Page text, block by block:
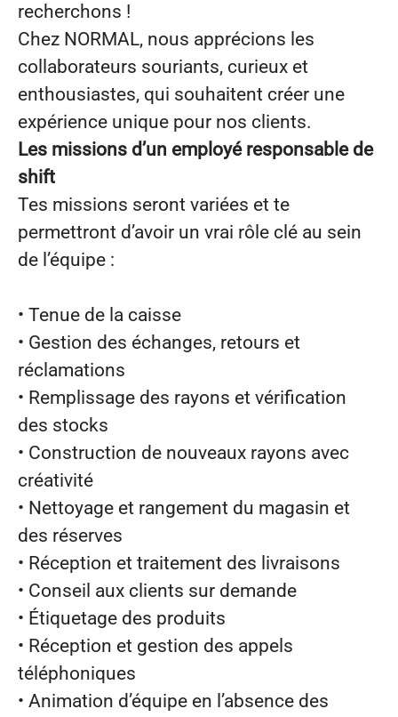
recherchons !
Chez NORMAL, nous apprécions les
collaborateurs souriants, curieux et
enthousiastes, qui souhaitent créer une
expérience unique pour nos clients.
Les missions d’un employé responsable de
shift
Tes missions seront variées et te
permettront d’avoir un vrai rôle clé au sein
de l’équipe :
• Tenue de la caisse
• Gestion des échanges, retours et
réclamations
• Remplissage des rayons et vérification
des stocks
• Construction de nouveaux rayons avec
créativité
• Nettoyage et rangement du magasin et
des réserves
• Réception et traitement des livraisons
• Conseil aux clients sur demande
• Étiquetage des produits
• Réception et gestion des appels
téléphoniques
• Animation d’équipe en l’absence des